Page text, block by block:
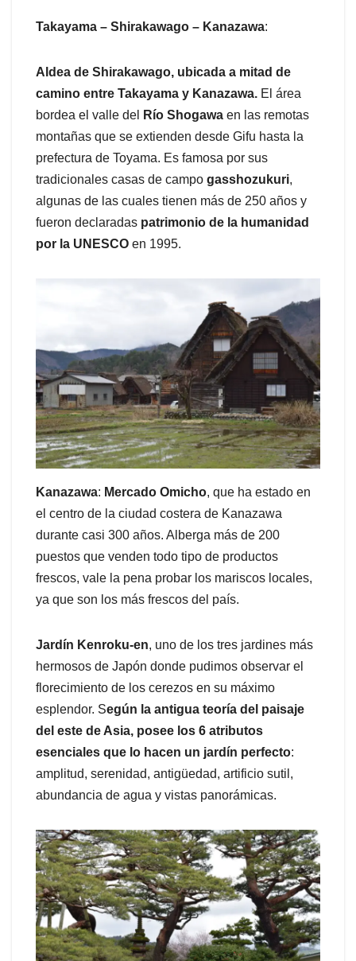
Takayama – Shirakawago – Kanazawa:
Aldea de Shirakawago, ubicada a mitad de
camino entre Takayama y Kanazawa. El área
bordea el valle del
Río Shogawa en las remotas
montañas que se extienden desde Gifu hasta la
prefectura de Toyama. Es famosa por sus
tradicionales casas de campo gasshozukuri,
algunas de las cuales tienen más de 250 años y
fueron declaradas patrimonio de la humanidad
por la UNESCO en 1995.
Kanazawa: Mercado Omicho, que ha estado en
el centro de la ciudad costera de Kanazawa
durante casi 300 años. Alberga más de 200
puestos que venden todo tipo de productos
frescos, vale la pena probar los mariscos locales,
ya que son los más frescos del país.
Jardín Kenroku-en, uno de los tres jardines más
hermosos de Japón donde pudimos observar el
florecimiento de los cerezos en su máximo
esplendor. Según la antigua teoría del paisaje
del este de Asia, posee los 6 atributos
esenciales que lo hacen un jardín perfecto:
amplitud, serenidad, antigüedad, artificio sutil,
abundancia de agua y vistas panorámicas.